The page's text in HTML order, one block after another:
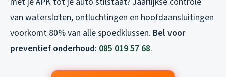
van watersloten, ontluchtingen en hoofdaansluitingen
voorkomt 80% van alle spoedklussen. Bel voor
preventief onderhoud: 085 019 57 68.